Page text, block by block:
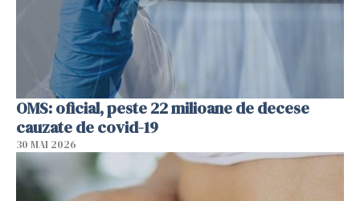
OMS: oficial, peste 22 milioane de decese
cauzate de covid-19
30 MAI 2026